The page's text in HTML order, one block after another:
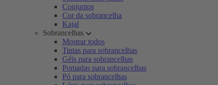
Conjuntos
Cor da sobrancelha
Kajal
Sobrancelhas
Mostrar todos
Tintas para sobrancelhas
Géis para sobrancelhas
Pomadas para sobrancelhas
Pó para sobrancelhas